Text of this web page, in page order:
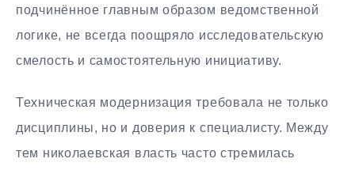
подчинённое главным образом ведомственной
логике, не всегда поощряло исследовательскую
смелость и самостоятельную инициативу.
Техническая модернизация требовала не только
дисциплины, но и доверия к специалисту. Между
тем николаевская власть часто стремилась